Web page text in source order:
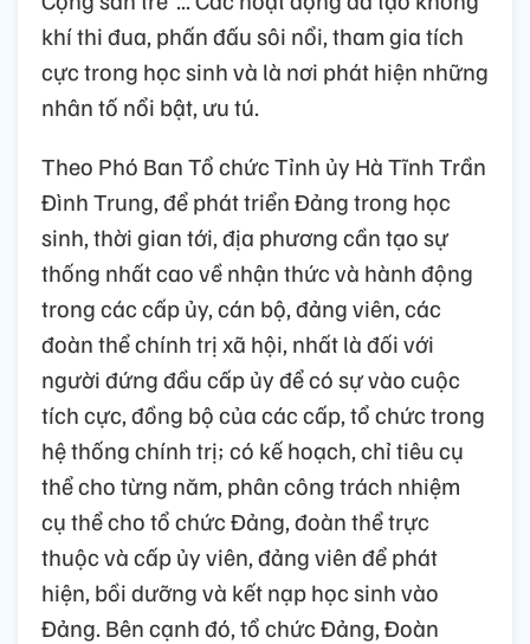
khí thi đua, phấn đấu sôi nổi, tham gia tích
cực trong học sinh và là nơi phát hiện những
nhân tố nổi bật, ưu tú.
Theo Phó Ban Tổ chức Tỉnh ủy Hà Tĩnh Trần
Đình Trung, để phát triển Đảng trong học
sinh, thời gian tới, địa phương cần tạo sự
thống nhất cao về nhận thức và hành động
trong các cấp ủy, cán bộ, đảng viên, các
đoàn thể chính trị xã hội, nhất là đối với
người đứng đầu cấp ủy để có sự vào cuộc
tích cực, đồng bộ của các cấp, tổ chức trong
hệ thống chính trị; có kế hoạch, chỉ tiêu cụ
thể cho từng năm, phân công trách nhiệm
cụ thể cho tổ chức Đảng, đoàn thể trực
thuộc và cấp ủy viên, đảng viên để phát
hiện, bồi dưỡng và kết nạp học sinh vào
Đảng. Bên cạnh đó, tổ chức Đảng, Đoàn